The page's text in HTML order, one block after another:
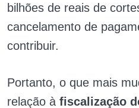
bilhões de reais de
cancelamento de
contribuir.
Portanto, o que mais
relação à fiscalização